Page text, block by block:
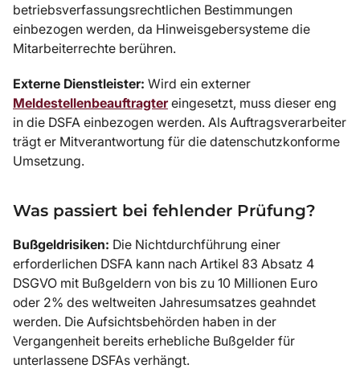
betriebsverfassungsrechtlichen Bestimmungen
einbezogen werden, da Hinweisgebersysteme die
Mitarbeiterrechte berühren.
Externe Dienstleister: Wird ein externer
Meldestellenbeauftragtereingesetzt, muss dieser eng
in die DSFA einbezogen werden. Als Auftragsverarbeiter
trägt er Mitverantwortung für die datenschutzkonforme
Umsetzung.
Was passiert bei fehlender Prüfung?
Bußgeldrisiken: Die Nichtdurchführung einer
erforderlichen DSFA kann nach Artikel 83 Absatz 4
DSGVO mit Bußgeldern von bis zu 10 Millionen Euro
oder 2% des weltweiten Jahresumsatzes geahndet
werden. Die Aufsichtsbehörden haben in der
Vergangenheit bereits erhebliche Bußgelder für
unterlassene DSFAs verhängt.